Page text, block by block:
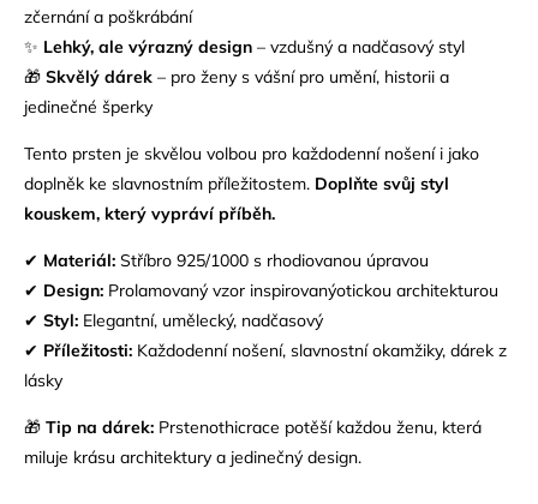
zčernání a poškrábání
✨ Lehký, ale výrazný design – vzdušný a nadčasový styl
🎁 Skvělý dárek – pro ženy s vášní pro umění, historii a
jedinečné šperky
Tento prsten je skvělou volbou pro každodenní nošení i jako
doplněk ke slavnostním příležitostem. Doplňte svůj styl
kouskem, který vypráví příběh.
✔ Materiál: Stříbro 925/1000 s rhodiovanou úpravou
✔ Design: Prolamovaný vzor inspirovanýotickou architekturou
✔ Styl: Elegantní, umělecký, nadčasový
✔ Příležitosti: Každodenní nošení, slavnostní okamžiky, dárek z
lásky
🎁 Tip na dárek: Prstenothicrace potěší každou ženu, která
miluje krásu architektury a jedinečný design.